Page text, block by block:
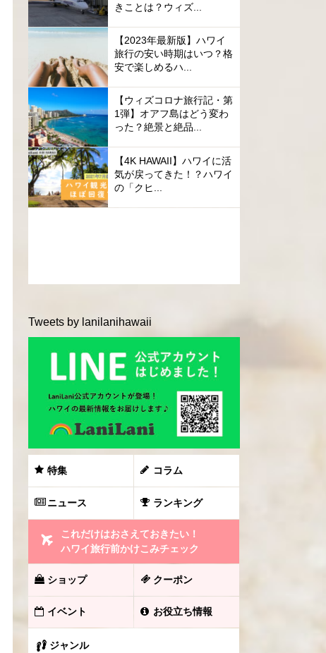
きことは？ウィズ...
【2023年最新版】ハワイ
旅行の安い時期はいつ？格
安で楽しめるハ...
【ウィズコロナ旅行記・第
1弾】オアフ島はどう変わ
った？絶景と絶品...
【4K HAWAII】ハワイに活
気が戻ってきた！？ハワイ
の「クヒ...
Tweets by lanilanihawaii
特集 コラム
ニュース ランキング
これだけはおさえておきたい！
ハワイ旅行前かけこみチェック
ショップ クーポン
イベント お役立ち情報
ジャンル